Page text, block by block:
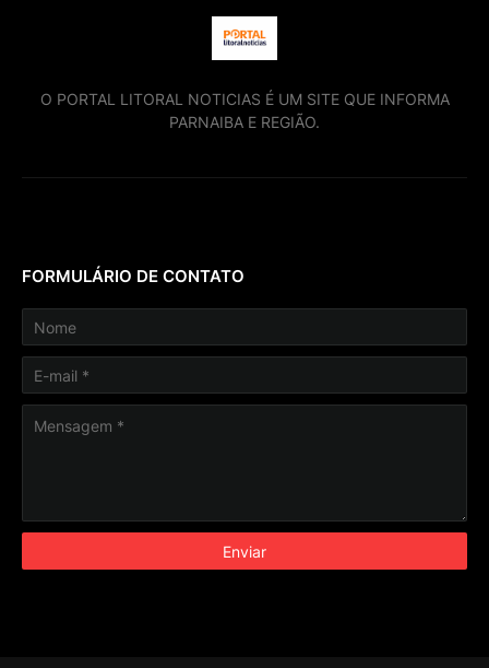
O PORTAL LITORAL NOTICIAS É UM SITE QUE INFORMA
PARNAIBA E REGIÃO.
FORMULÁRIO DE CONTATO